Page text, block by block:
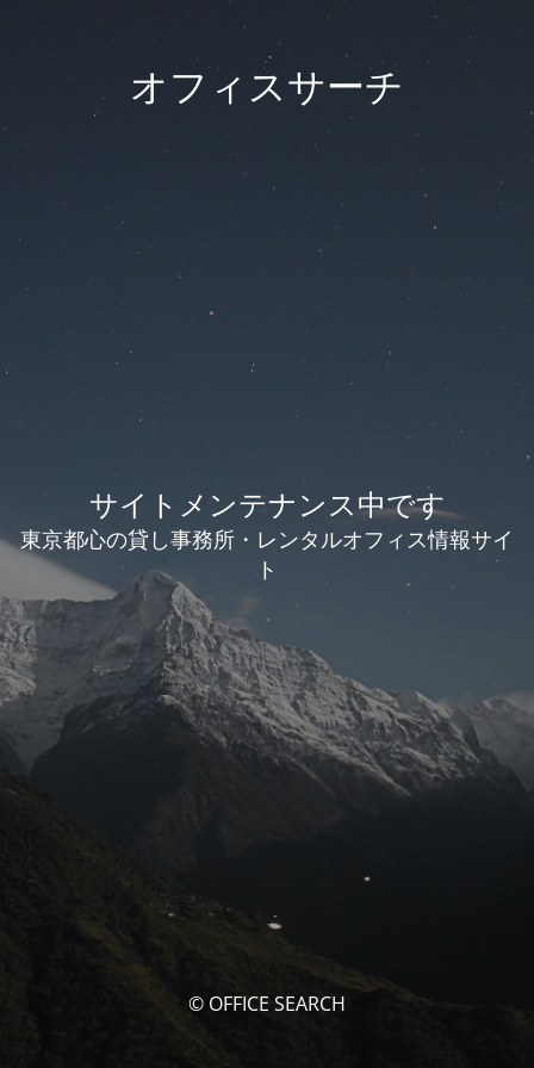
オフィスサーチ
サイトメンテナンス中です
東京都心の貸し事務所・レンタルオフィス情報サイ
ト
© OFFICE SEARCH